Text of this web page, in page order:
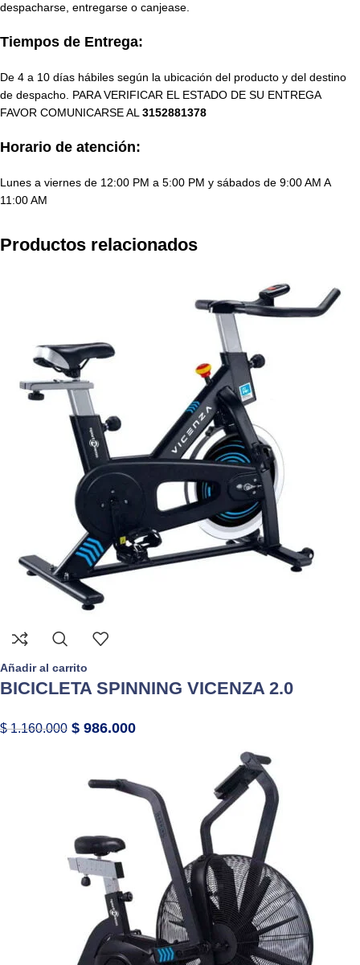
despacharse, entregarse o canjease.
Tiempos de Entrega:
De 4 a 10 días hábiles según la ubicación del producto y del destino
de despacho. PARA VERIFICAR EL ESTADO DE SU ENTREGA
FAVOR COMUNICARSE AL 3152881378
Horario de atención:
Lunes a viernes de 12:00 PM a 5:00 PM y sábados de 9:00 AM A
11:00 AM
Productos relacionados
Añadir al carrito
BICICLETA SPINNING VICENZA 2.0
$1.160.000 $ 986.000